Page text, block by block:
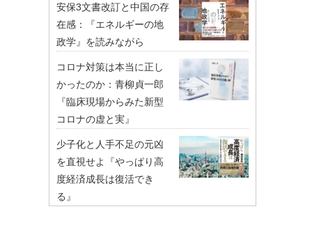
安保3文書改訂と中国の存
在感：『エネルギーの地
政学』を読みながら
コロナ対策は本当に正し
かったのか：青柳貞一郎
『臨床現場からみた新型
コロナの虚と実』
少子化と人手不足の元凶
を直視せよ『やっぱり高
度経済成長は復活でき
る』